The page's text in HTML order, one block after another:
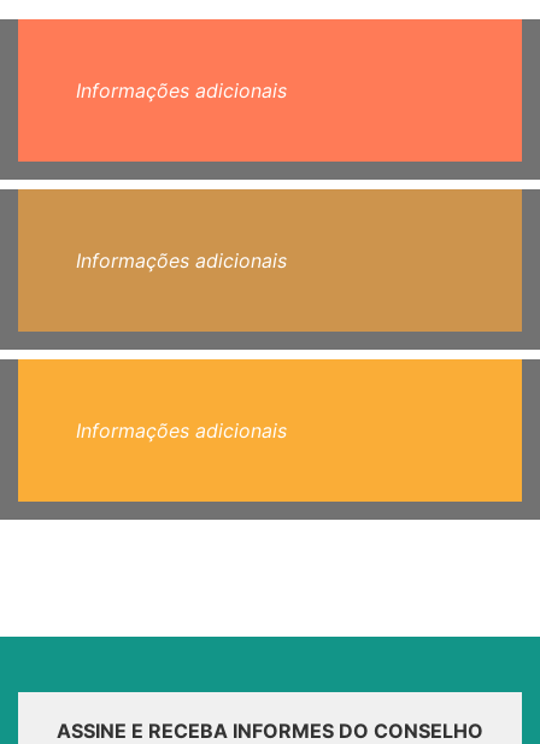
Informações adicionais
Informações adicionais
Informações adicionais
ASSINE E RECEBA INFORMES DO CONSELHO